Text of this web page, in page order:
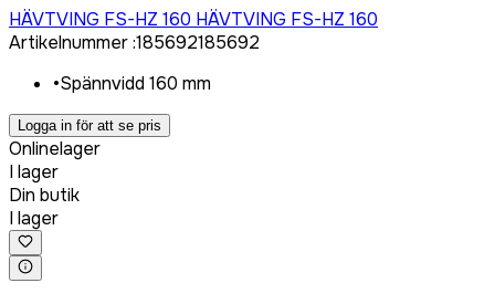
HÄVTVING FS-HZ 160 HÄVTVING FS-HZ 160
Artikelnummer:185692185692
•Spännvidd 160 mm
Logga in för att se pris
Onlinelager
I lager
Din butik
I lager